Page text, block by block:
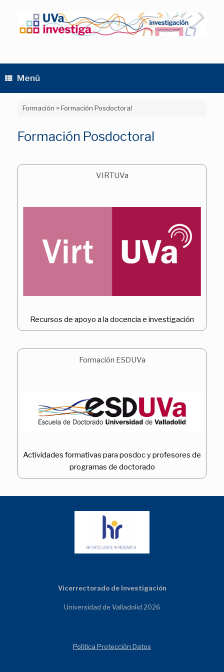
contenido
Menú
Formación >Formación Posdoctoral
Formación Posdoctoral
VIRTUVa
Recursos de apoyo a la docencia e investigación
Formación ESDUVa
Actividades formativas para posdoc y profesores de
programas de doctorado
Vicerrectorado de Investigación
Universidad de Valladolid 2026
Política Protección Datos